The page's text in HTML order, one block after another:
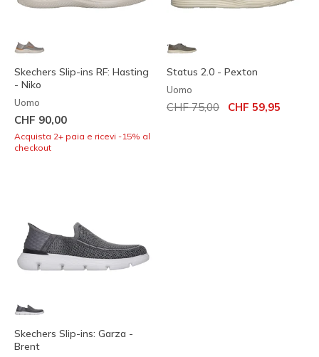
Skechers Slip-ins RF: Hasting
- Niko
Uomo
CHF 90,00
Acquista 2+ paia e ricevi -15% al
checkout
Status 2.0 - Pexton
Uomo
Prezzo ridotto da
CHF 75,00 per
CHF 59,95
Skechers Slip-ins: Garza -
Brent